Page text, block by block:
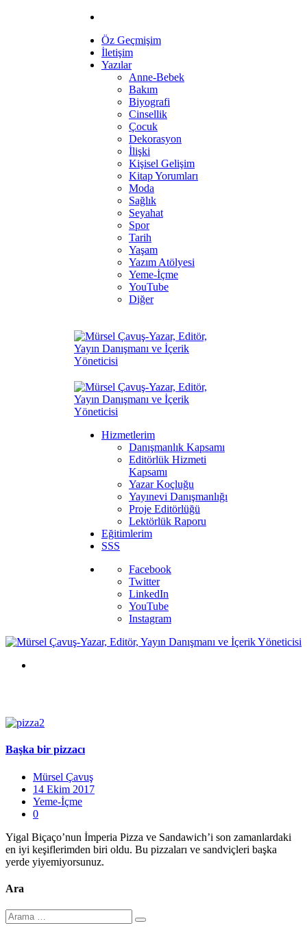
Öz Geçmişim
İletişim
Yazılar
Anne-Bebek
Bakım
Biyografi
Cinsellik
Çocuk
Dekorasyon
İlişki
Kişisel Gelişim
Kitap Yorumları
Moda
Sağlık
Seyahat
Spor
Tarih
Yaşam
Yazım Atölyesi
Yeme-İçme
YouTube
Diğer
Hizmetlerim
Danışmanlık Kapsamı
Editörlük Hizmeti
Kapsamı
Yazar Koçluğu
Yayınevi Danışmanlığı
Proje Editörlüğü
Lektörlük Raporu
Eğitimlerim
SSS
Facebook
Twitter
LinkedIn
YouTube
Instagram
Başka bir pizzacı
Mürsel Çavuş
14 Ekim 2017
Yeme-İçme
0
Yigal Biçaço’nun İmperia Pizza ve Sandawich’i son zamanlardaki
en iyi keşiflerimden biri oldu. Bu pizzaları ve sandviçleri başka
yerde yiyemiyorsunuz.
Ara